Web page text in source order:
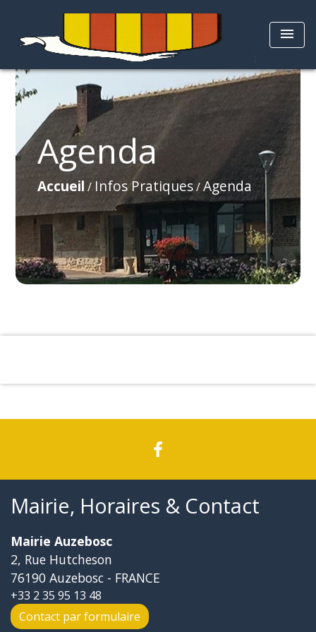
menu
Agenda
Accueil / Infos Pratiques/Agenda
Mairie, Horaires & Contact
Mairie Auzebosc
2, Rue Hutcheson
76190 Auzebosc - FRANCE
+33 2 35 95 13 48
Contact par formulaire